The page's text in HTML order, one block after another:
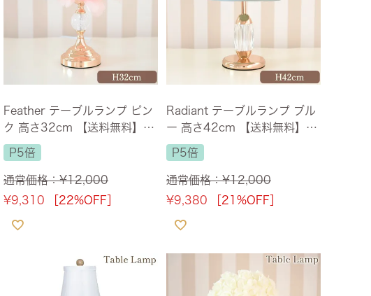
Feather テーブルランプ ピン
ク 高さ32cm 【送料無料】
[Y]
P5倍
通常価格：¥12,000
¥9,310 ［22%OFF］
Radiant テーブルランプ ブル
ー 高さ42cm 【送料無料】
[Y]
P5倍
通常価格：¥12,000
¥9,380 ［21%OFF］